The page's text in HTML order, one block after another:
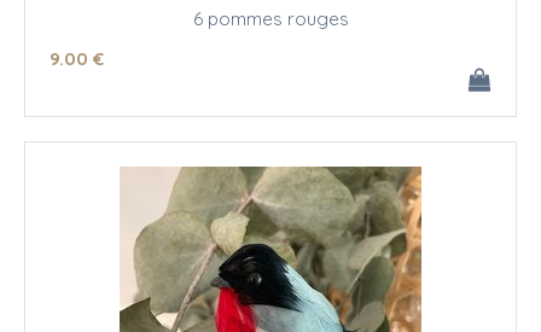
6 pommes rouges
9.00 €